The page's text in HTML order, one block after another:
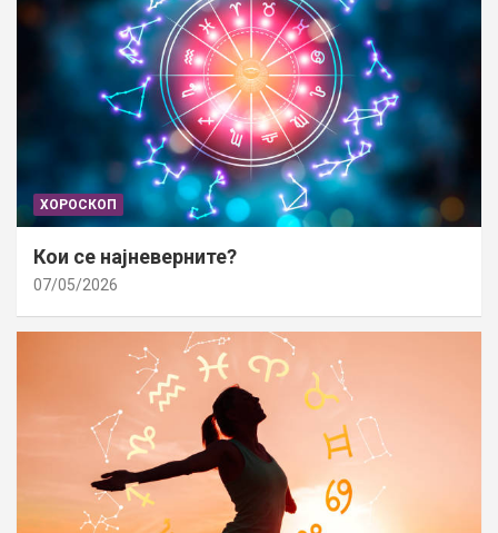
ХОРОСКОП
Кои се најневерните?
07/05/2026